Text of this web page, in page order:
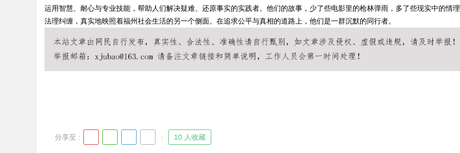
运用智慧、耐心与专业技能，帮助人们解决疑难、还原事实的实践者。他们的故事，少了些电影里的枪林弹雨，多了些现实中的情理
法理纠缠，真实地映照着福州社会生活的另一个侧面。在追求公平与真相的道路上，他们是一群沉默的同行者。
分享至 : 10 人收藏